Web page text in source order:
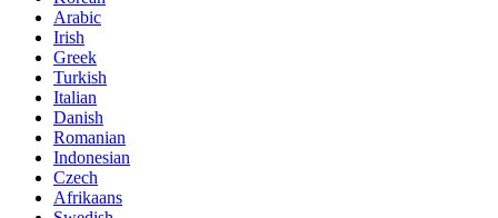
Arabic
Irish
Greek
Turkish
Italian
Danish
Romanian
Indonesian
Czech
Afrikaans